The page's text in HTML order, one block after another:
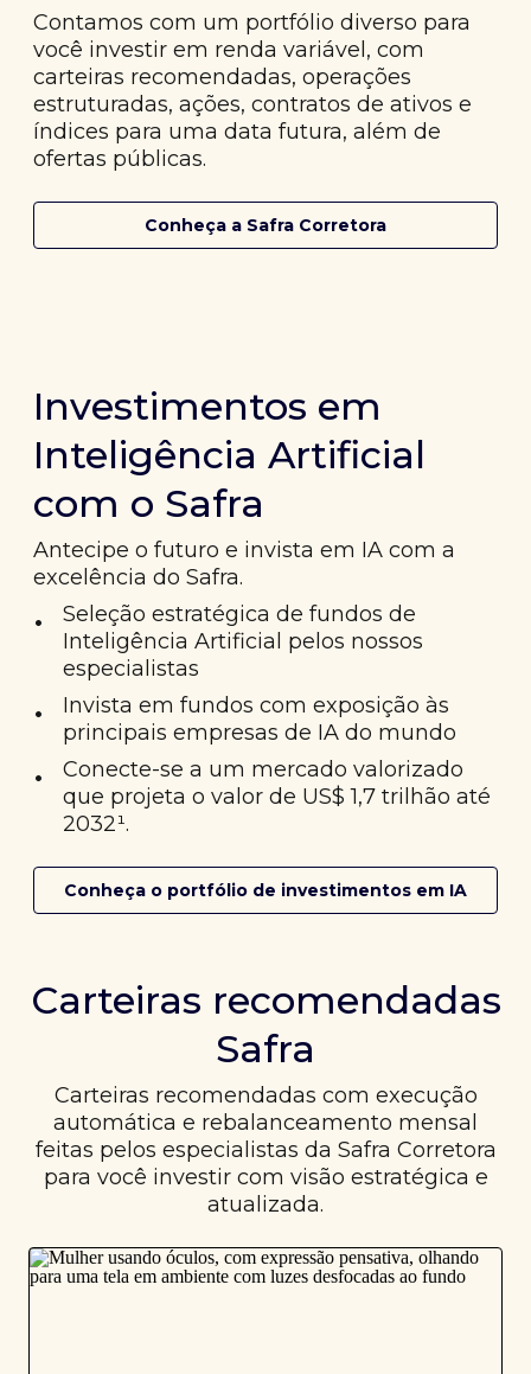
Contamos com um portfólio diverso para
você investir em renda variável, com
carteiras recomendadas, operações
estruturadas, ações, contratos de ativos e
índices para uma data futura, além de
ofertas públicas.
Conheça a Safra Corretora
Investimentos em
Inteligência Artificial
com o Safra
Antecipe o futuro e invista em IA com a
excelência do Safra.
•
Seleção estratégica de fundos de
Inteligência Artificial pelos nossos
especialistas
•
Invista em fundos com exposição às
principais empresas de IA do mundo
•
Conecte-se a um mercado valorizado
que projeta o valor de US$ 1,7 trilhão até
2032¹.
Conheça o portfólio de investimentos em IA
Carteiras recomendadas
Safra
Carteiras recomendadas com execução
automática e rebalanceamento mensal
feitas pelos especialistas da Safra Corretora
para você investir com visão estratégica e
atualizada.